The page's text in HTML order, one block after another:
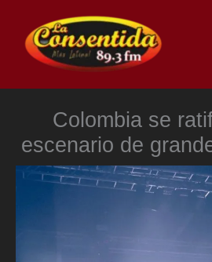
contenido
Colombia se
escenario de